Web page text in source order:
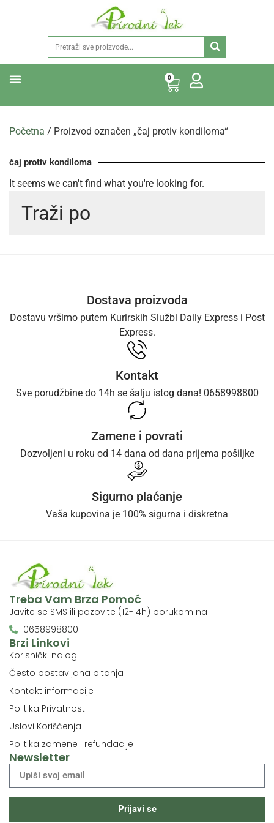
0
Traži po
Početna / Proizvod označen „čaj protiv kondiloma“
čaj protiv kondiloma
It seems we can't find what you're looking for.
Dostava proizvoda
Dostavu vršimo putem Kurirskih Službi Daily Express i Post
Express.
Kontakt
Sve porudžbine do 14h se šalju istog dana! 0658998800
Zamene i povrati
Dozvoljeni u roku od 14 dana od dana prijema pošiljke
Sigurno plaćanje
Vaša kupovina je 100% sigurna i diskretna
Brzi Linkovi
Korisnički nalog
Često postavljana pitanja
Kontakt informacije
Politika Privatnosti
Uslovi Korišćenja
Politika zamene i refundacije
Treba Vam Brza Pomoć
Javite se SMS ili pozovite (12-14h) porukom na
0658998800
Newsletter
Prijavi se